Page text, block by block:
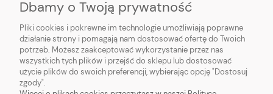
PŁATNOŚCI I DOSTAWA
INFORMACJE
O NAS
Dbamy o Twoją prywatność
Pliki cookies i pokrewne im technologie umożliwiają poprawne
działanie strony i pomagają nam dostosować ofertę do Twoich
potrzeb. Możesz zaakceptować wykorzystanie przez nas
wszystkich tych plików i przejść do sklepu lub dostosować
użycie plików do swoich preferencji, wybierając opcję "Dostosuj
zgody".